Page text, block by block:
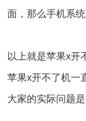
面，那么手机系
以上就是苹果x开
苹果x开不了机一
大家的实际问题